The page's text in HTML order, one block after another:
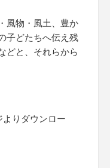
風物・風土、豊か
子どたちへ伝え残
どと、それらから
りダウンロー